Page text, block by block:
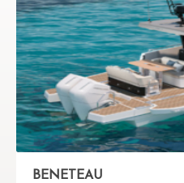
BENETEAU